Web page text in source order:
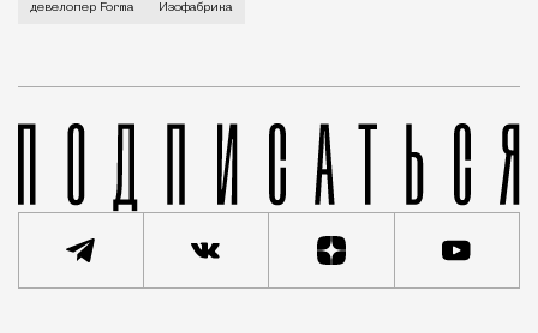
Корпус скульптуры и лепки Изофабрики на
девелопер Forma Изофабрика